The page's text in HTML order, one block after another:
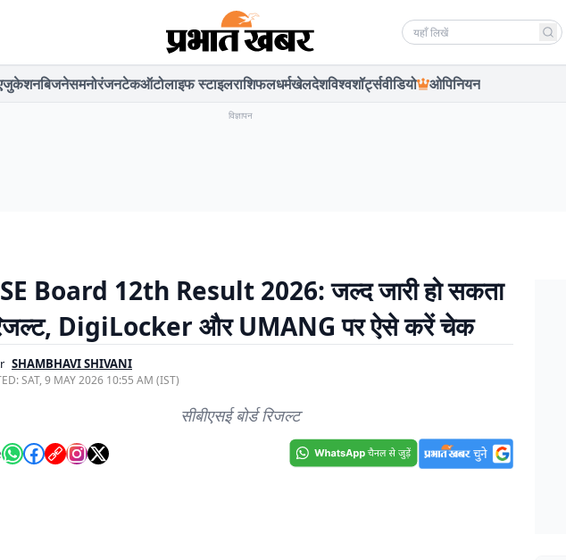
Search news
बिजनेसमनोरंजनटेकऑटोलाइफ स्टाइलराशिफलधर्मखेलदेशविश्वशॉर्ट्सवीडियो ओपिनियन
विज्ञापन
Board 12th Result 2026: जल्द जारी हो सकता
DigiLocker और UMANG पर ऐसे करें चेक
SHAMBHAVI SHIVANI
SAT, 9 MAY 2026 10:55 AM (IST)
सीबीएसई बोर्ड रिजल्ट